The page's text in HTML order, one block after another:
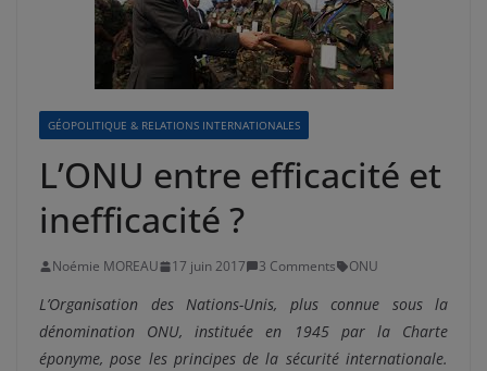
GÉOPOLITIQUE & RELATIONS INTERNATIONALES
L’ONU entre efficacité et
inefficacité ?
Noémie MOREAU 17 juin 2017 3 Comments ONU
L’Organisation des Nations-Unis, plus connue sous la
dénomination ONU, instituée en 1945 par la Charte
éponyme, pose les principes de la sécurité internationale.